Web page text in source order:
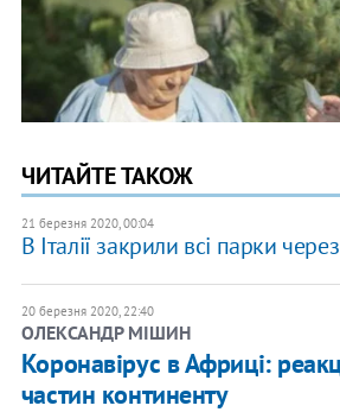
ЧИТАЙТЕ ТАКОЖ
21 березня 2020, 00:04
В Італії закрили всі парки
20 березня 2020, 22:40
ОЛЕКСАНДР МІШИН
Коронавірус в Африці:
частин континенту